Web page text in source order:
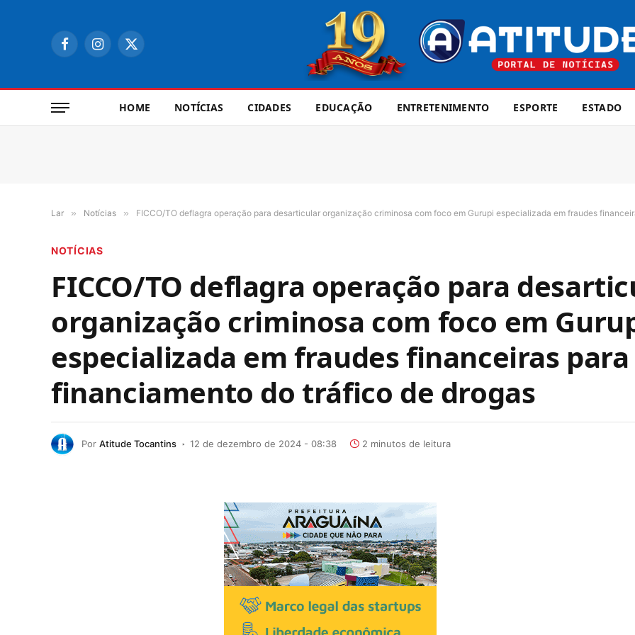
FacebookInstagram
X
HOME NOTÍCIAS CIDADES EDUCAÇÃO ENTRETENIMENTO ESPORTE ESTADO
Lar » Notícias » FICCO/TO deflagra operação para desarticular organização criminosa com foco em Gurupi especializada em fraudes
NOTÍCIAS
FICCO/TO deflagra operação para
organização criminosa com foco em
especializada em fraudes financeiras para
financiamento do tráfico de drogas
Por Atitude Tocantins 12 de dezembro de 2024 - 08:38 2 minutos de leitura